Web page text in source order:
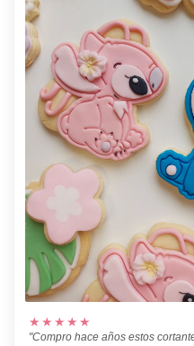
★★★★★
"Compro hace años estos